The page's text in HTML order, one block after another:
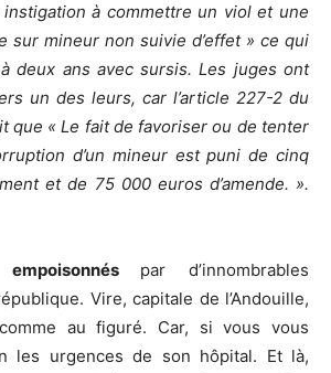
instigation à commettre un viol et une
sur mineur non suivie d’effet » ce qui
deux ans avec sursis. Les juges ont
un des leurs, car l’article 227-2 du
que « Le fait de favoriser ou de tenter
d’un mineur est puni de cinq
et de 75 000 euros d’amende. ».
par d’innombrables
Vire, capitale de l’Andouille,
au figuré. Car, si vous vous
les urgences de son hôpital. Et là,